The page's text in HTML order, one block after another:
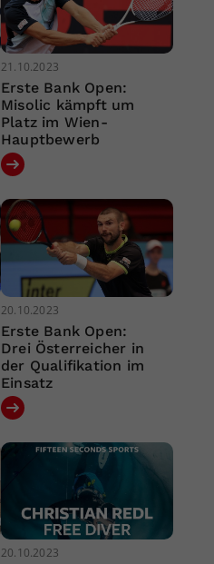
21.10.2023
Erste Bank Open:
Misolic kämpft um
Platz im Wien-
Hauptbewerb
20.10.2023
Erste Bank Open:
Drei Österreicher in
der Qualifikation im
Einsatz
20.10.2023